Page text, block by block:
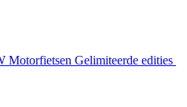
Motorfietsen Gelimiteerde edities